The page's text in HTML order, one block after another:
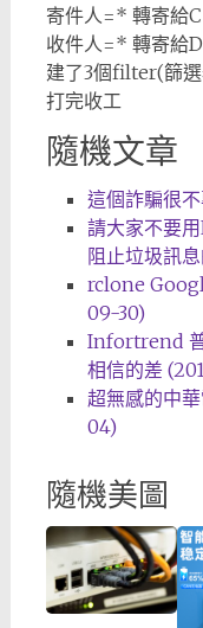
寄件人=* 轉寄給C
收件人=* 轉寄給D
建了3個filter(篩
打完收工
隨機文章
這個詐騙很
請大家不要
阻止垃圾訊
rclone
09-30)
Infortrend 普
相信的差
超無感的中
04)
隨機美圖